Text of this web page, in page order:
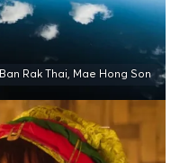
Ban Rak Thai, Mae Hong Son